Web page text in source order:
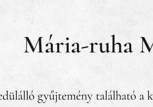
Mária-ruha
gyűjtemény található a